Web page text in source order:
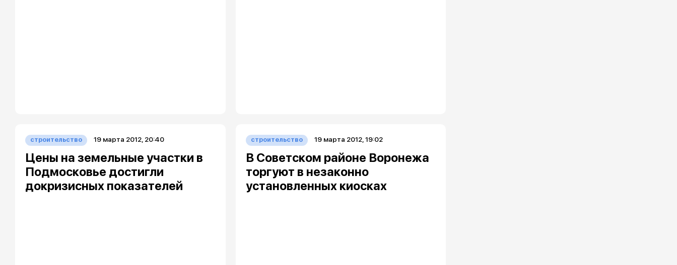
строительство 19 марта 2012, 20:40
Цены на земельные участки в
Подмосковье достигли
докризисных показателей
строительство 19 марта 2012, 19:02
В Советском районе Воронежа
торгуют в незаконно
установленных киосках